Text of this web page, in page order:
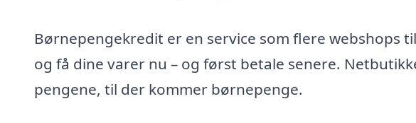
Børnepengekredit er en service som flere webshops
og få dine varer nu – og først betale senere.
pengene, til der kommer børnepenge.